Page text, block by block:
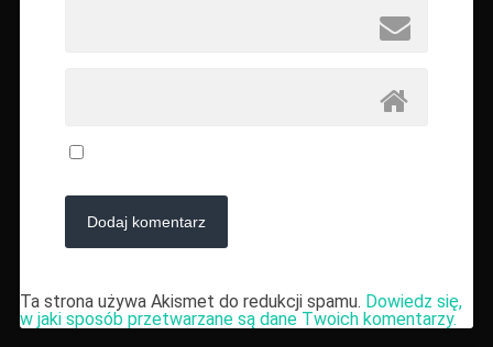
Ta strona używa Akismet do redukcji spamu. Dowiedz się,
w jaki sposób przetwarzane są dane Twoich komentarzy.